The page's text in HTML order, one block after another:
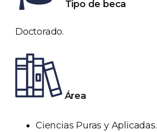
Tipo de beca
Doctorado.
Área
Ciencias Puras y Aplicadas.